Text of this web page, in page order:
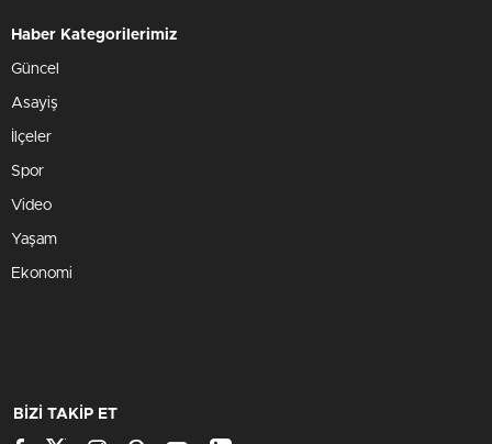
Haber Kategorilerimiz
Güncel
Asayiş
İlçeler
Spor
Video
Yaşam
Ekonomi
BİZİ TAKİP ET